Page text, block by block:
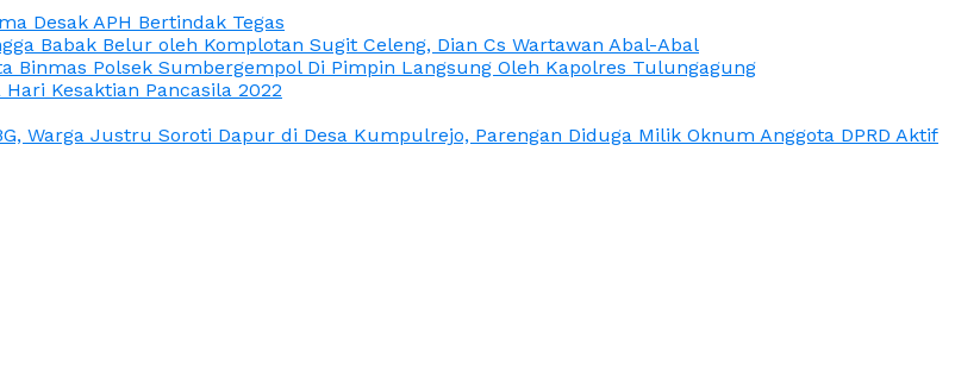
Desak APH Bertindak Tegas
Babak Belur oleh Komplotan Sugit Celeng, Dian Cs Wartawan Abal-Abal
Polsek Sumbergempol Di Pimpin Langsung Oleh Kapolres Tulungagung
Kesaktian Pancasila 2022
Warga Justru Soroti Dapur di Desa Kumpulrejo, Parengan Diduga Milik Oknum Anggota DPRD Aktif